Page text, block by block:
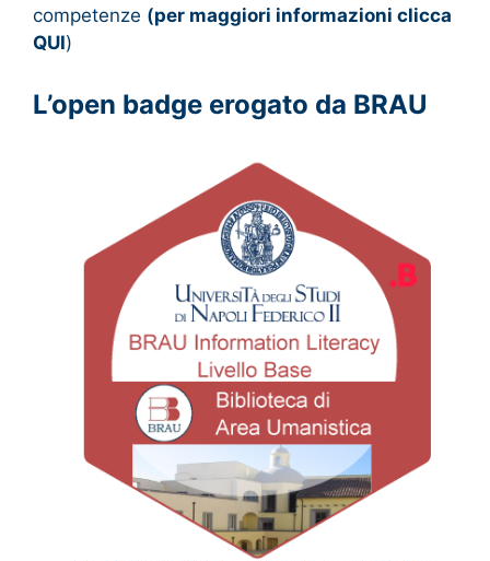
competenze (per maggiori informazioni clicca
QUI)
L’open badge erogato da BRAU